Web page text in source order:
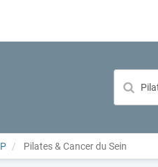
Pilates & Cancer du Sein